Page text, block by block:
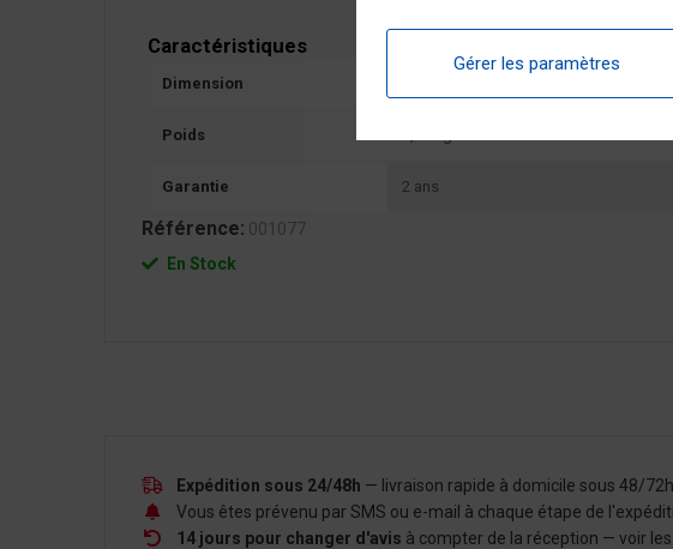
Caractéristiques
Dimension
Poids
Garantie 2 ans
Référence: 001077
En Stock
Expédition sous 24/48h — livraison rapide à domicile sous 48/
Vous êtes prévenu par SMS ou e-mail à chaque étape de
14 jours pour changer d'avis à compter de la réception — voir
Gérer les paramètres